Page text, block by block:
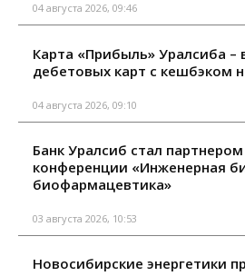
04 августа 2026, 09:46
Карта «Прибыль» Уралсиба –
дебетовых карт с кешбэком
04 августа 2026, 09:10
Банк Уралсиб стал
конференции «Инженерная
биофармацевтика»
03 августа 2026, 10:53
Новосибирские энергетики